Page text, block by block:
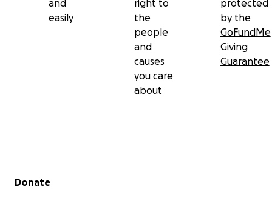
and
easily
right to
the
people
and
causes
you care
about
protected
by the
GoFundMe
Giving
Guarantee
Secondary menu
Donate